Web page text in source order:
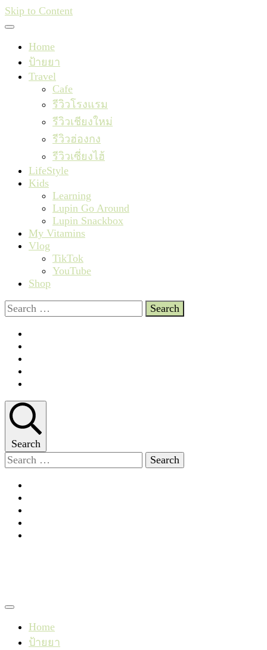
Skip to Content
Home
ป้ายยา
Travel
Cafe
รีวิวโรงแรม
รีวิวเชียงใหม่
รีวิวฮ่องกง
รีวิวเซี่ยงไฮ้
LifeStyle
Kids
Learning
Lupin Go Around
Lupin Snackbox
My Vitamins
Vlog
TikTok
YouTube
Shop
Search
for:
Search
Search
for:
Home
ป้ายยา